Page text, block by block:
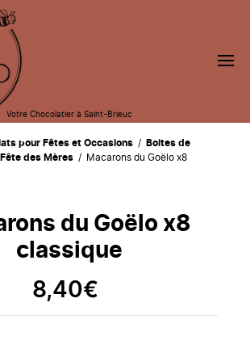
Votre Chocolatier à Saint-Brieuc
pour Fêtes et Occasions /
Boites de
des Mères / Macarons du Goëlo x8
du Goëlo x8
classique
8,40€